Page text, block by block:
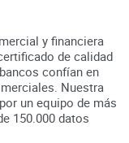
y financiera
de calidad
confían en
Nuestra
un equipo de más
150.000 datos